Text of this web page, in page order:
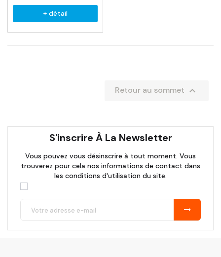
+ détail
Retour au sommet 
S'inscrire À La Newsletter
Vous pouvez vous désinscrire à tout moment. Vous
trouverez pour cela nos informations de contact dans
les conditions d'utilisation du site.